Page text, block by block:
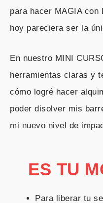
para hacer MAGIA
hoy pareciera ser la
En nuestro MINI
herramientas claras y
cómo logré hacer
poder disolver mis
mi nuevo nivel de
ES TU
Para liberar tu